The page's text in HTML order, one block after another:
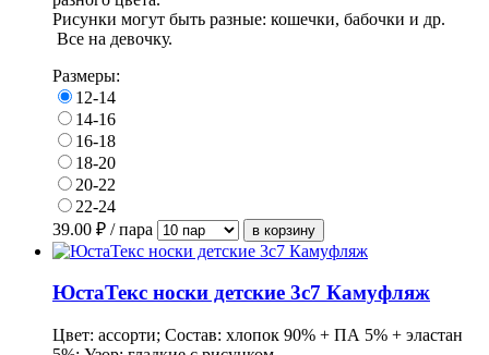
Рисунки могут быть разные: кошечки, бабочки и др.
Все на девочку.
Размеры:
12-14
14-16
16-18
18-20
20-22
22-24
39.00 ₽ / пара
ЮстаТекс носки детские 3с7 Камуфляж
Цвет: ассорти; Состав: хлопок 90% + ПА 5% + эластан